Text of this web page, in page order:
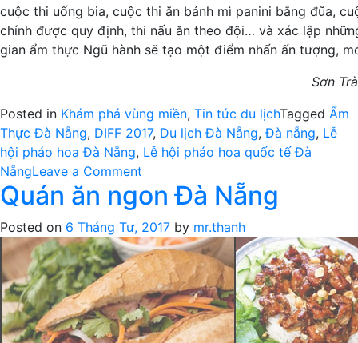
cuộc thi uống bia, cuộc thi ăn bánh mì panini bằng đũa,
chính được quy định, thi nấu ăn theo đội… và xác lập
gian ẩm thực Ngũ hành sẽ tạo một điểm nhấn ấn tượng,
Sơn Trà
Posted in Khám phá vùng miền, Tin tức du lịchTagged Ẩm
Thực Đà Nẵng, DIFF 2017, Du lịch Đà Nẵng,Đà nẵng, Lễ
hội pháo hoa Đà Nẵng, Lễ hội pháo hoa quốc tế Đà
NẵngLeave a Comment
Đừng
bỏ
lỡ
không
gian
ẩm
thực
Ngũ
Quán ăn ngon Đà Nẵng
Posted on 6 Tháng Tư, 2017 by mr.thanh